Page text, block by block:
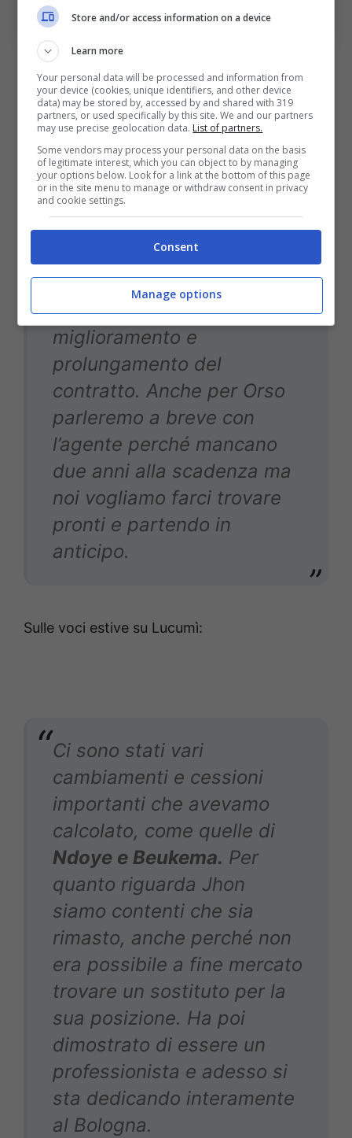
(Photo by Alessandro Sabattini/Getty Images Via
OneFootball)
Le dichiarazioni di Fenucci su
Lucumì
Su questa situazione ne ha parlato anche
Claudio Fenucci dopo la presentazione di
Sulemana e Rowe:
A Jhon abbiamo fatto una
proposta e attendiamo la
risposta per un
miglioramento e
prolungamento del
contratto. Anche per Orso
parleremo a breve con
l’agente perché mancano
due anni alla scadenza ma
noi vogliamo farci trovare
pronti e partendo in
anticipo.
Sulle voci estive su Lucumì:
Ci sono stati vari
cambiamenti e cessioni
importanti che avevamo
calcolato, come quelle di
Ndoye e Beukema. Per
quanto riguarda Jhon
siamo contenti che sia
rimasto, anche perché non
era possibile a fine mercato
trovare un sostituto per la
sua posizione. Ha poi
dimostrato di essere un
professionista e adesso si
sta dedicando interamente
al Bologna.
Store and/or access information on a device
Learn more
Your personal data will be processed and information from
your device (cookies, unique identifiers, and other device
data) may be stored by, accessed by and shared with 319
partners, or used specifically by this site. We and our partners
may use precise geolocation data. List of partners.
Some vendors may process your personal data on the basis
of legitimate interest, which you can object to by managing
your options below. Look for a link at the bottom of this page
or in the site menu to manage or withdraw consent in privacy
and cookie settings.
Consent
Manage options